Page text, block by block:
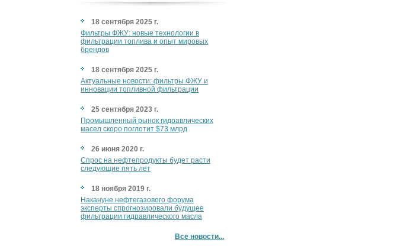
18 сентября 2025 г.
Фильтры ФЖУ: новые технологии в
фильтрации топлива и опыт мировых
брендов
18 сентября 2025 г.
Актуальные новости: фильтры ФЖУ и
инновации топливной фильтрации
25 сентября 2023 г.
Промышленный рынок гидравлических
масел скоро поглотит $73 млрд
26 июня 2020 г.
Спрос на нефтепродукты будет расти
следующие пять лет
18 ноября 2019 г.
Накануне нефтегазового форума
эксперты спрогнозировали будущее
фильтрации гидравлического масла
Все новости...